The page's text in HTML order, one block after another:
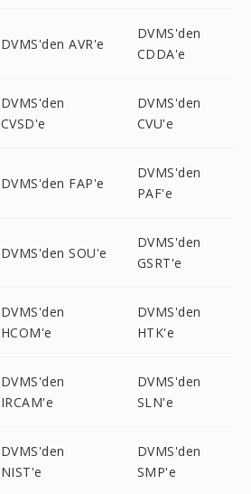
DVMS'den AVR'e
DVMS'den
CDDA'e
DVMS'den
CVSD'e
DVMS'den
CVU'e
DVMS'den FAP'e
DVMS'den
PAF'e
DVMS'den SOU'e
DVMS'den
GSRT'e
DVMS'den
HCOM'e
DVMS'den
HTK'e
DVMS'den
IRCAM'e
DVMS'den
SLN'e
DVMS'den
NIST'e
DVMS'den
SMP'e